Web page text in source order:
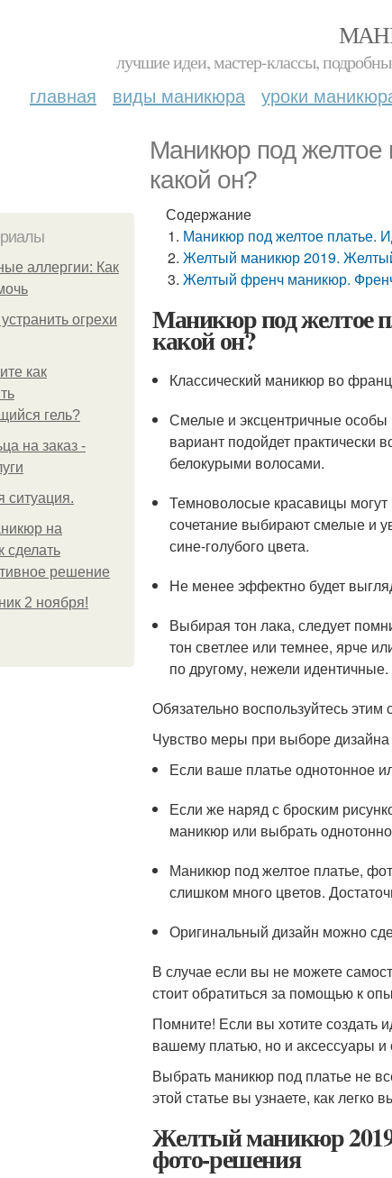
лучшие идеи, мастер-классы,
главная виды маникюра уроки
Маникюр под желтое
какой он?
аллергии: Как
огрехи
как
гель?
на заказ -
ситуация.
на
сделать
решение
2 ноября!
Содержание
Маникюр под желтое платье.
Желтый маникюр 2019.
Желтый френч маникюр.
Маникюр под желтое
какой он?
Классический маникюр во
Смелые и эксцентричные особы
вариант подойдет практически
белокурыми волосами.
Темноволосые красавицы могут
сочетание выбирают смелые и
сине-голубого цвета.
Не менее эффектно будет
Выбирая тон лака, следует
тон светлее или темнее, ярче
по другому, нежели идентичные.
Обязательно воспользуйтесь
Чувство меры при выборе
Если ваше платье однотонное
Если же наряд с броским
маникюр или выбрать
Маникюр под желтое платье,
слишком много цветов.
Оригинальный дизайн можно
В случае если вы не можете
стоит обратиться за помощью к
Помните! Если вы хотите создать
вашему платью, но и аксессуары
Выбрать маникюр под платье не
этой статье вы узнаете, как
Желтый маникюр
фото-решения